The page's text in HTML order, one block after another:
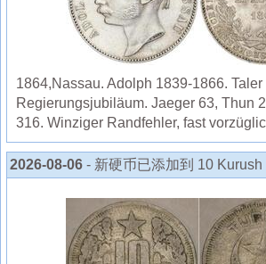
1864,Nassau. Adolph 1839-1866. Taler
Regierungsjubiläum. Jaeger 63, Thun
316. Winziger Randfehler, fast
2026-08-06 - 新硬币已添加到 10 Kurush